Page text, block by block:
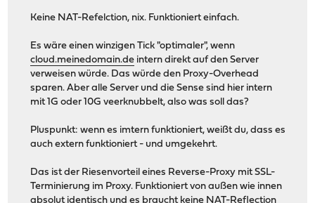
Keine NAT-Refelction, nix. Funktioniert einfach.
Es wäre einen winzigen Tick "optimaler", wenn
cloud.meinedomain.de intern direkt auf den Server
verweisen würde. Das würde den Proxy-Overhead
sparen. Aber alle Server und die Sense sind hier intern
mit 1G oder 10G veerknubbelt, also was soll das?
Pluspunkt: wenn es imtern funktioniert, weißt du, dass es
auch extern funktioniert - und umgekehrt.
Das ist der Riesenvorteil eines Reverse-Proxy mit SSL-
Terminierung im Proxy. Funktioniert von außen wie innen
absolut identisch und es braucht keine NAT-Reflection